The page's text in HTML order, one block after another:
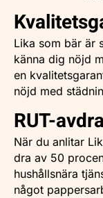
Lika som bär är
känna dig nöjd
en
nöjd med
RUT-
När du anlitar
dra av 50
hushållsnära
något